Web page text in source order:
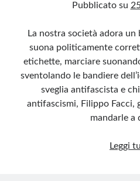
Pubblicato su
La nostra società adora un
suona politicamente
etichette, marciare
sventolando le bandiere
sveglia antifascista e
antifascismi, Filippo Facci,
mandarle a
Leggi